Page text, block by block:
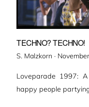
TECHNO? TECHNO!
S. Malzkorn ·
Loveparade 1997:
happy people